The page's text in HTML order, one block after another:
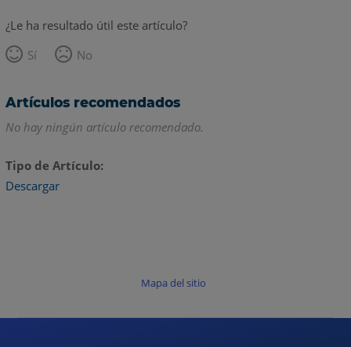
¿Le ha resultado útil este artículo?
Sí
No
Artículos recomendados
No hay ningún artículo recomendado.
Tipo de Artículo
Descargar
Mapa del sitio